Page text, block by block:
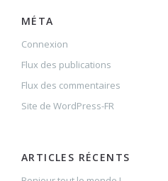
MÉTA
Connexion
Flux des publications
Flux des commentaires
Site de WordPress-FR
ARTICLES RÉCENTS